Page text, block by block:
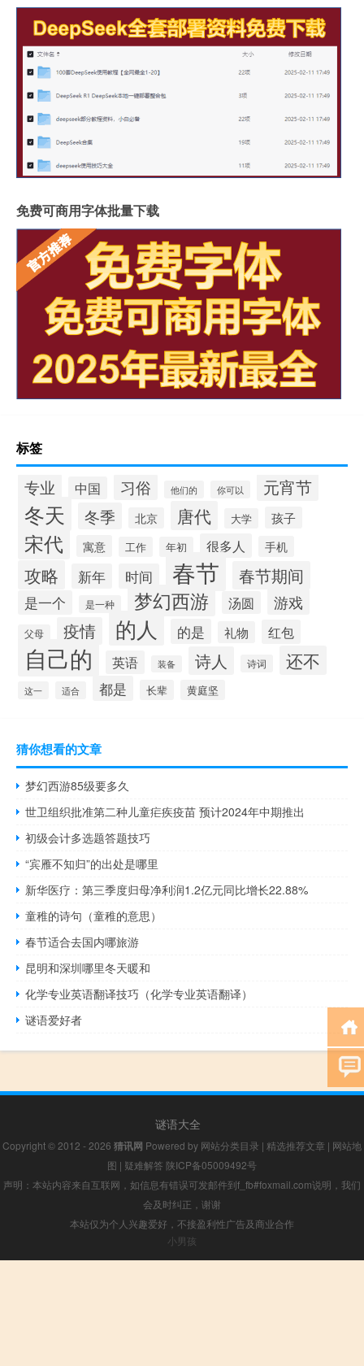
免费可商用字体批量下载
标签
专业 中国 习俗 他们的 你可以 元宵节
冬天 冬季 北京 唐代 大学 孩子
宋代 寓意 工作 年初 很多人 手机
攻略 新年 时间 春节 春节期间
是一个 是一种 梦幻西游 汤圆 游戏
父母 疫情 的人 的是 礼物 红包
自己的 英语 装备 诗人 诗词 还不
这一 适合 都是 长辈 黄庭坚
猜你想看的文章
梦幻西游85级要多久
世卫组织批准第二种儿童疟疾疫苗 预计2024年中期推出
初级会计多选题答题技巧
“宾雁不知归”的出处是哪里
新华医疗：第三季度归母净利润1.2亿元同比增长22.88%
童稚的诗句（童稚的意思）
春节适合去国内哪旅游
昆明和深圳哪里冬天暖和
化学专业英语翻译技巧（化学专业英语翻译）
谜语爱好者
谜语大全
Copyright © 2012 - 2026 猜讯网 Powered by 网站分类目录 | 精选推荐文章 | 网站地
图 | 疑难解答 陕ICP备05009492号
声明：本站内容来自互联网，如信息有错误可发邮件到f_fb#foxmail.com说明，我们
会及时纠正，谢谢
本站仅为个人兴趣爱好，不接盈利性广告及商业合作
小男孩